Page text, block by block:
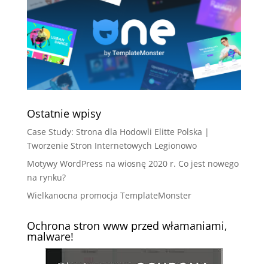
Ostatnie wpisy
Case Study: Strona dla Hodowli Elitte Polska |
Tworzenie Stron Internetowych Legionowo
Motywy WordPress na wiosnę 2020 r. Co jest nowego
na rynku?
Wielkanocna promocja TemplateMonster
Ochrona stron www przed włamaniami,
malware!